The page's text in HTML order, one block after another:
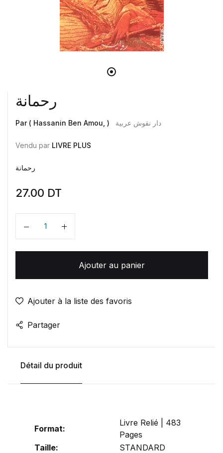
رحمانة
Par ( Hassanin Ben Amou, ) دار نقوش عربية
Vendu par LIVRE PLUS
رحمانة
27.00 DT
Quantité
Ajouter au panier
Ajouter à la liste des favoris
Partager
Détail du produit
Format:
Livre Relié | 483
Pages
Taille:
STANDARD